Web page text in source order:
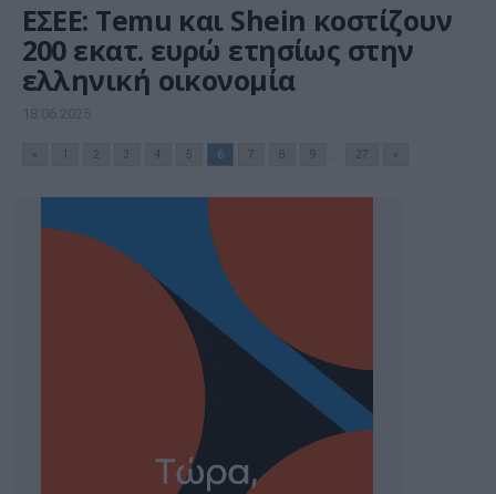
ΕΣΕΕ: Temu και Shein κοστίζουν
200 εκατ. ευρώ ετησίως στην
ελληνική οικονομία
18.06.2025
2 3 4 5 6 7 8 9 27